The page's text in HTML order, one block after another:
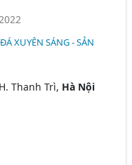
XUYÊN SÁNG - SẢN
Thanh Trì, Hà Nội